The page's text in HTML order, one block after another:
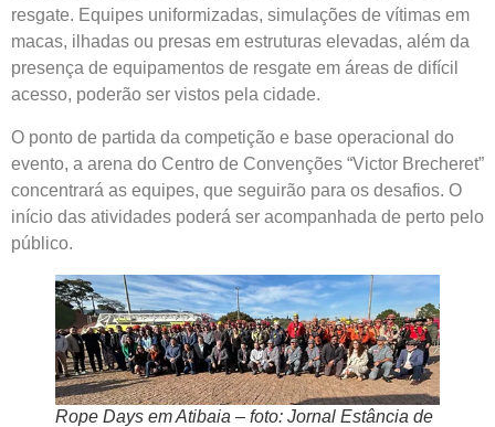
resgate. Equipes uniformizadas, simulações de vítimas em
macas, ilhadas ou presas em estruturas elevadas, além da
presença de equipamentos de resgate em áreas de difícil
acesso, poderão ser vistos pela cidade.
O ponto de partida da competição e base operacional do
evento, a arena do Centro de Convenções “Victor Brecheret”
concentrará as equipes, que seguirão para os desafios. O
início das atividades poderá ser acompanhada de perto pelo
público.
Rope Days em Atibaia – foto: Jornal Estância de